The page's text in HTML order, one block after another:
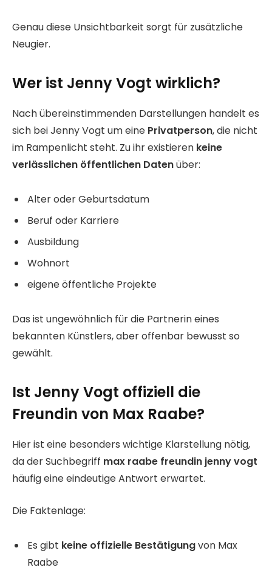
Genau diese Unsichtbarkeit sorgt für zusätzliche
Neugier.
Wer ist Jenny Vogt wirklich?
Nach übereinstimmenden Darstellungen handelt es
sich bei Jenny Vogt um eine Privatperson, die nicht
im Rampenlicht steht. Zu ihr existieren keine
verlässlichen öffentlichen Datenüber:
Alter oder Geburtsdatum
Beruf oder Karriere
Ausbildung
Wohnort
eigene öffentliche Projekte
Das ist ungewöhnlich für die Partnerin eines
bekannten Künstlers, aber offenbar bewusst so
gewählt.
Ist Jenny Vogt offiziell die
Freundin von Max Raabe?
Hier ist eine besonders wichtige Klarstellung nötig,
da der Suchbegriff max raabe freundin jenny vogt
häufig eine eindeutige Antwort erwartet.
Die Faktenlage:
Es gibt keine offizielle Bestätigungvon Max
Raabe